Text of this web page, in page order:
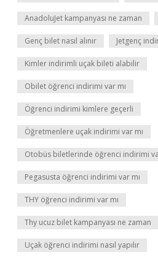
AnadoluJet kampanyası ne zaman
Genç bilet nasıl alınır Jetgenç
Kimler indirimli uçak bileti alabilir
Obilet öğrenci indirimi var mı
Öğrenci indirimi kimlere geçerli
Öğretmenlere uçak indirimi var mı
Otobüs biletlerinde öğrenci indirimi
Pegasusta öğrenci indirimi var mı
THY öğrenci indirimi var mı
Thy ucuz bilet kampanyası ne zaman
Uçak öğrenci indirimi nasıl yapılır